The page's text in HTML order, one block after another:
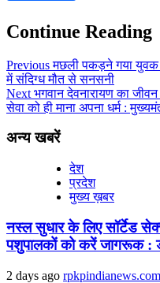
Continue Reading
Previousमछली पकड़ने गया युवक
में संदिग्ध मौत से सनसनी
Next भगवान देवनारायण का
सेवा को ही माना अपना धर्म :
अन्य खबरें
देश
प्रदेश
मुख्य ख़बर
नस्ल सुधार के लिए सॉर्टेड
पशुपालकों को करें जागरूक :
2 days ago rpkpindianews.com